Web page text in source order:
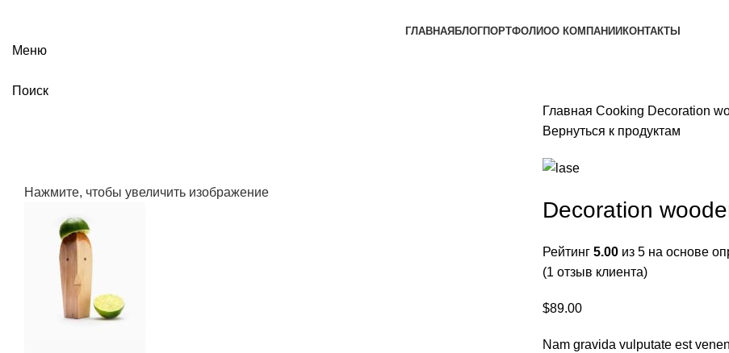
ГЛАВНАЯ БЛОГПОРТФОЛИОО КОМПАНИИ КОНТАКТЫ
Меню
Поиск
Нажмите, чтобы увеличить изображение
Главная Cooking Decoration
Вернуться к продуктам
Decoration
Рейтинг 5.00 из 5 на основе
(1 отзыв клиента)
$89.00
Nam gravida vulputate est